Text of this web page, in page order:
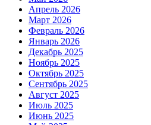
Апрель 2026
Март 2026
Февраль 2026
Январь 2026
Декабрь 2025
Ноябрь 2025
Октябрь 2025
Сентябрь 2025
Август 2025
Июль 2025
Июнь 2025